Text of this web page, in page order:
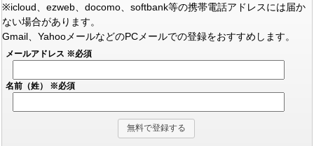
※icloud、ezweb、docomo、softbank等の携帯電話アドレスには届か
ない場合があります。
Gmail、YahooメールなどのPCメールでの登録をおすすめします。
メールアドレス ※必須
名前（姓） ※必須